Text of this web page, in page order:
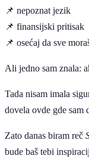
📌 nepoznat jezik
📌 finansijski pritisak
📌 osećaj da sve
Ali jedno sam znala:
Tada nisam imala
dovela ovde gde sam
Zato danas biram reč
bude baš tebi